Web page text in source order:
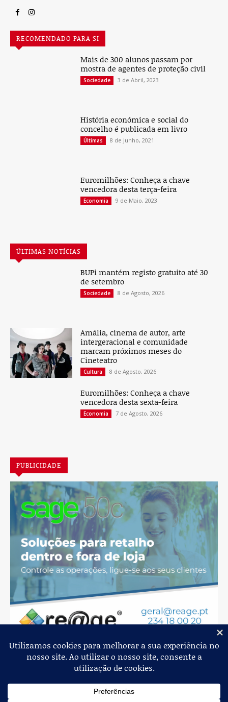
RECOMENDADO PARA SI
Mais de 300 alunos passam por
mostra de agentes de proteção civil
Sociedade 3 de Abril, 2023
História económica e social do
concelho é publicada em livro
Últimas 8 de Junho, 2021
Euromilhões: Conheça a chave
vencedora desta terça-feira
Economia 9 de Maio, 2023
ÚLTIMAS NOTÍCIAS
BUPi mantém registo gratuito até 30
de setembro
Sociedade 8 de Agosto, 2026
Amália, cinema de autor, arte
intergeracional e comunidade
marcam próximos meses do
Cineteatro
Cultura 8 de Agosto, 2026
Euromilhões: Conheça a chave
vencedora desta sexta-feira
Economia 7 de Agosto, 2026
PUBLICIDADE
Jornal de Albergaria,2026© Todos os Direitos Reservados
Estatuto Editorial